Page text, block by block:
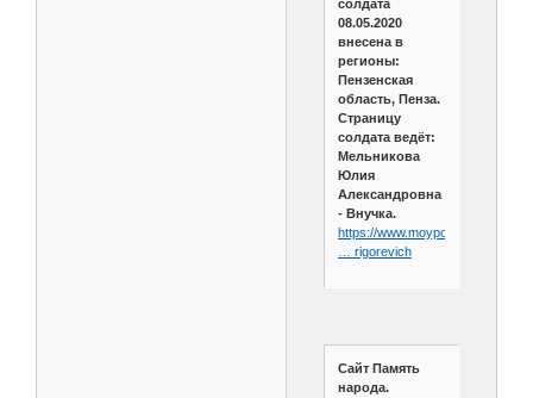
солдата
08.05.2020
внесена в
регионы:
Пензенская
область, Пенза.
Страницу
солдата ведёт:
Мельникова
Юлия
Александровна
- Внучка.
https://www.moypolk.ru/soldier/
… rigorevich
Сайт Память
народа.